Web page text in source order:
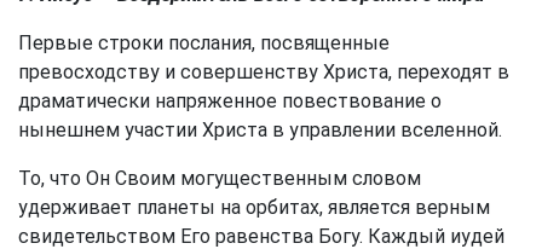
Первые строки послания, посвященные
превосходству и совершенству Христа, переходят в
драматически напряженное повествование о
нынешнем участии Христа в управлении вселенной.
То, что Он Своим могущественным словом
удерживает планеты на орбитах, является верным
свидетельством Его равенства Богу. Каждый иудей